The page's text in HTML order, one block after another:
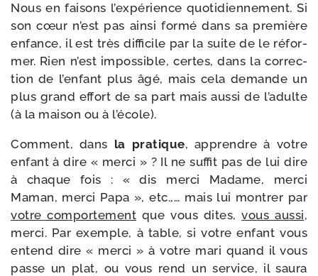
Nous en fai­sons l’ex­pé­rience quo­ti­dien­ne­ment. Si
son cœur n’est pas ain­si for­mé dans sa pre­mière
enfance, il est très dif­fi­cile par la suite de le réfor­
mer. Rien n’est impos­sible, certes, dans la cor­rec­
tion de l’en­fant plus âgé, mais cela demande un
plus grand effort de sa part mais aus­si de l’a­dulte
(à la mai­son ou à l’école).
Comment, dans la pra­tique, apprendre à votre
enfant à dire « mer­ci » ? Il ne suf­fit pas de lui dire
à chaque fois : « dis mer­ci Madame, mer­ci
Maman, mer­ci Papa », etc.,… mais lui mon­trer par
votre com­por­te­ment que vous dites,vous aus­si,
mer­ci. Par exemple, à table, si votre enfant vous
entend dire « mer­ci » à votre mari quand il vous
passe un plat, ou vous rend un ser­vice, il sau­ra